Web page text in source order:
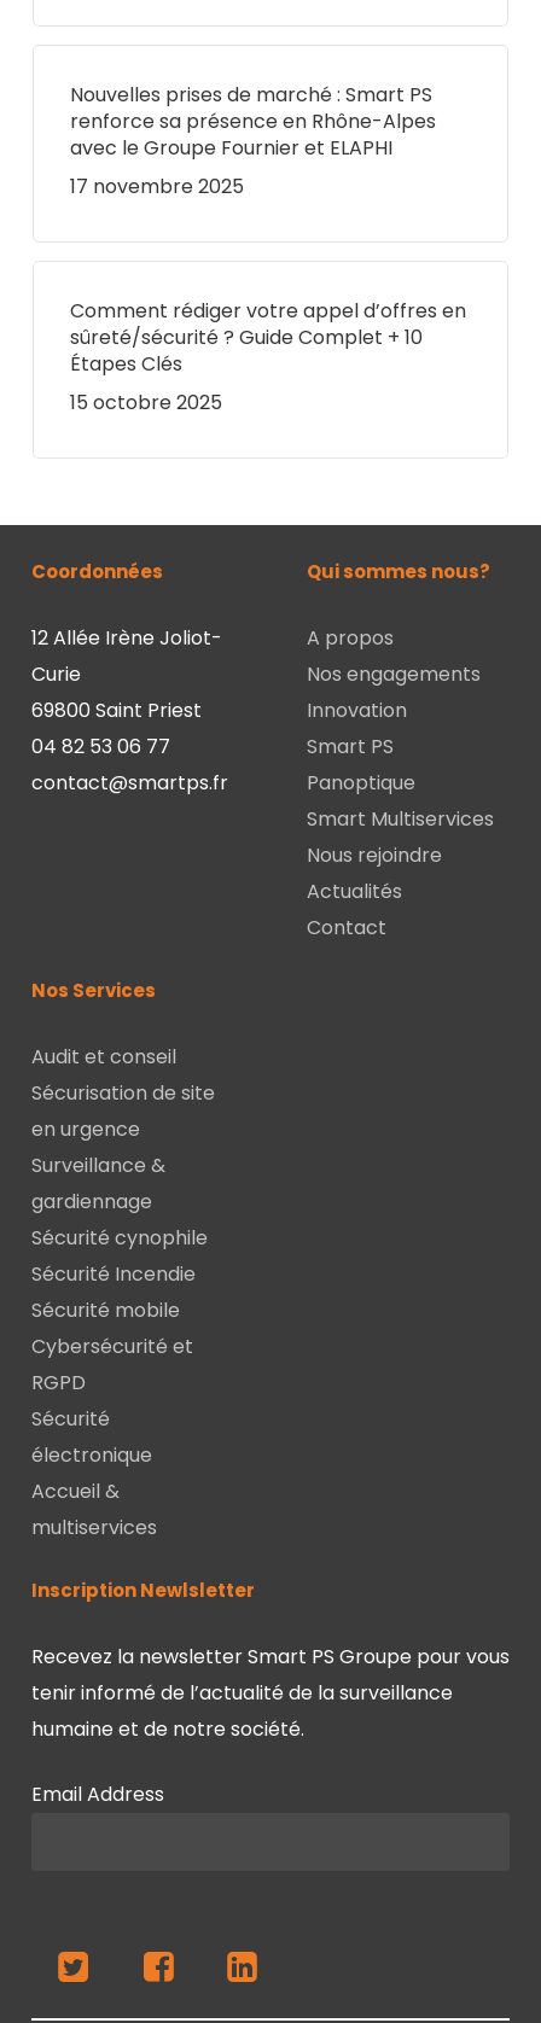
Nouvelles prises de marché : Smart PS
renforce sa présence en Rhône-Alpes
avec le Groupe Fournier et ELAPHI
17 novembre 2025
Comment rédiger votre appel d’offres en
sûreté/sécurité ? Guide Complet + 10
Étapes Clés
15 octobre 2025
Coordonnées
12 Allée Irène Joliot-
Curie
69800 Saint Priest
04 82 53 06 77
contact@smartps.fr
Qui sommes nous?
A propos
Nos engagements
Innovation
Smart PS
Panoptique
Smart Multiservices
Nous rejoindre
Actualités
Contact
Nos Services
Audit et conseil
Sécurisation de site
en urgence
Surveillance &
gardiennage
Sécurité cynophile
Sécurité Incendie
Sécurité mobile
Cybersécurité et
RGPD
Sécurité
électronique
Accueil &
multiservices
Inscription Newlsletter
Recevez la newsletter Smart PS Groupe pour vous
tenir informé de l’actualité de la surveillance
humaine et de notre société.
Email Address